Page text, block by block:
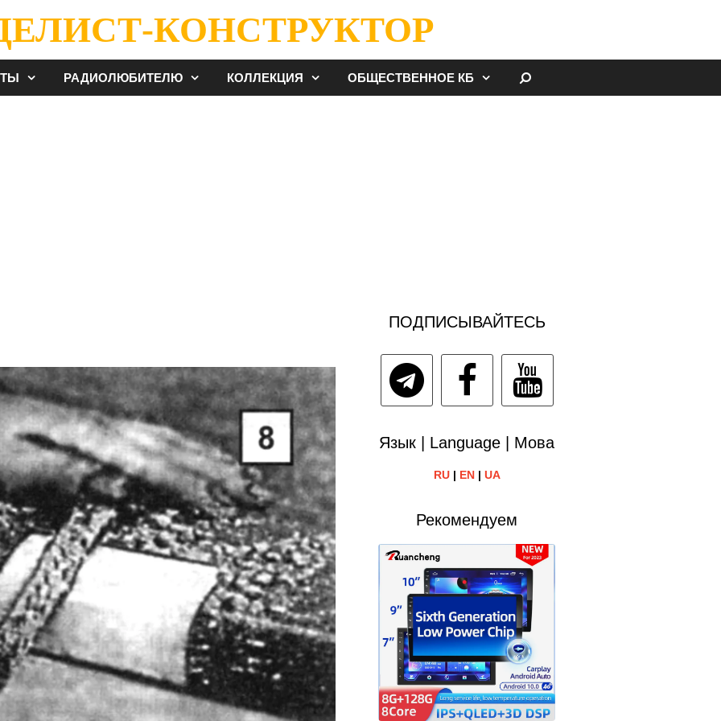
КОНСТРУКТОР
РАДИОЛЮБИТЕЛЮ КОЛЛЕКЦИЯ ОБЩЕСТВЕННОЕ КБ
ПОДПИСЫВАЙТЕСЬ
Язык | Language | Мова
RU| EN| UA
Рекомендуем